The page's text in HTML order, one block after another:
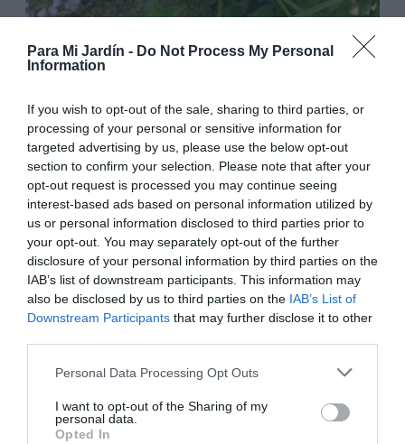
Para Mi Jardín - Do Not Process My Personal
Information
If you wish to opt-out of the sale, sharing to third parties, or
processing of your personal or sensitive information for
targeted advertising by us, please use the below opt-out
section to confirm your selection. Please note that after your
opt-out request is processed you may continue seeing
interest-based ads based on personal information utilized by
us or personal information disclosed to third parties prior to
your opt-out. You may separately opt-out of the further
disclosure of your personal information by third parties on the
IAB’s list of downstream participants. This information may
also be disclosed by us to third parties on the IAB’s List of
Downstream Participants that may further disclose it to other
Personal Data Processing Opt Outs
I want to opt-out of the Sharing of my
personal data.
Opted In
Situación soleada o parcialmente soleada, suelo árido y